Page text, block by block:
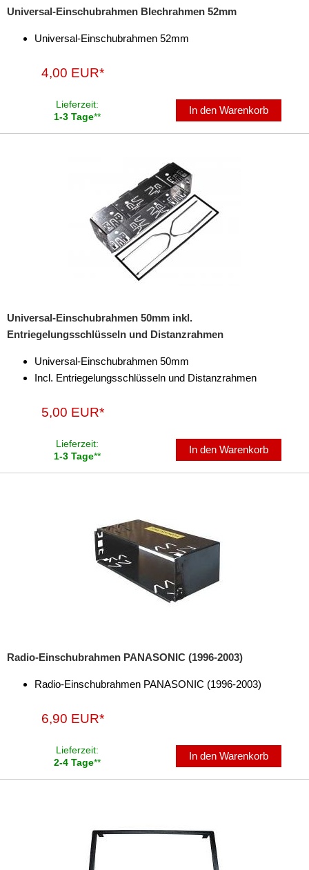
Parkscheiben
Radioadapter
Radioblenden
Radiorahmen
Subwoofer-Zubehör
Wechsler-Zubehör
Werkstatt
Universal-Einschubrahmen Blechrahmen 52mm
Universal-Einschubrahmen 52mm
4,00 EUR*
Lieferzeit:
1-3 Tage**
In den Warenkorb
Universal-Einschubrahmen 50mm inkl.
Entriegelungsschlüsseln und Distanzrahmen
Universal-Einschubrahmen 50mm
Incl. Entriegelungsschlüsseln und Distanzrahmen
5,00 EUR*
Lieferzeit:
1-3 Tage**
In den Warenkorb
Radio-Einschubrahmen PANASONIC (1996-2003)
Radio-Einschubrahmen PANASONIC (1996-2003)
6,90 EUR*
Lieferzeit:
2-4 Tage**
In den Warenkorb